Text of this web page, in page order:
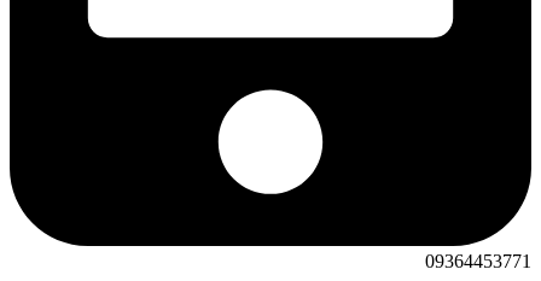
09364453771